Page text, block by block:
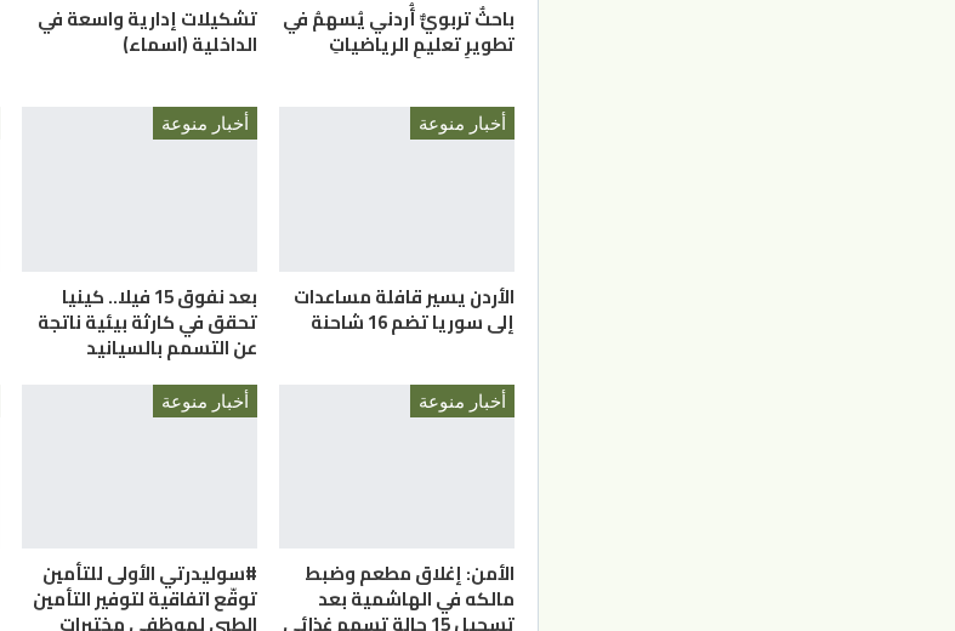
باحثٌ تربويٌّ أُردني يُسهمُ في
تطويرِ تعليمِ الرياضياتِ
تشكيلات إدارية واسعة في
الداخلية (اسماء)
أخبار منوعة
الأردن يسير قافلة مساعدات
إلى سوريا تضم 16 شاحنة
أخبار منوعة
بعد نفوق 15 فيلا.. كينيا
تحقق في كارثة بيئية ناتجة
عن التسمم بالسيانيد
أخبار منوعة
الأمن: إغلاق مطعم وضبط
مالكه في الهاشمية بعد
أخبار منوعة
#سوليدرتي الأولى للتأمين
توقّع اتفاقية لتوفير التأمين